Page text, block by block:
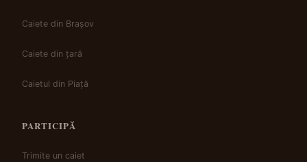
Caiete din Brașov
Caiete din țară
Caietul din Piață
PARTICIPĂ
Trimite un caiet